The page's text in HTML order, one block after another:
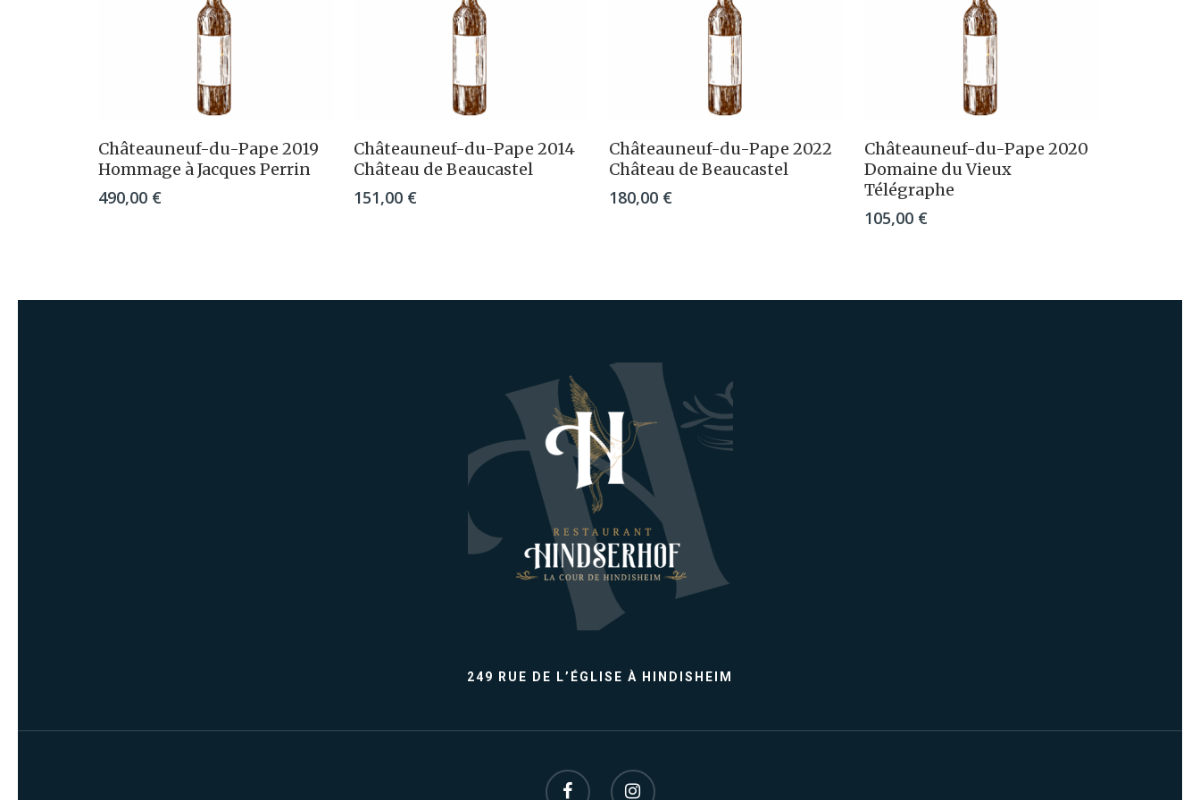
Ajouter Au Panier
Châteauneuf-du-Pape 2019
Hommage à Jacques Perrin
490,00 €
Ajouter Au Panier
Châteauneuf-du-Pape 2014
Château de Beaucastel
151,00 €
Ajouter Au Panier
Châteauneuf-du-Pape 2022
Château de Beaucastel
180,00 €
Ajouter Au Panier
Châteauneuf-du-Pape 2020
Domaine du Vieux
Télégraphe
105,00 €
249 RUE DE L’ÉGLISE À HINDISHEIM